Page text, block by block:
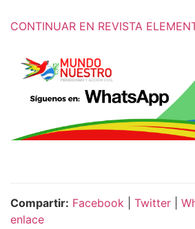
CONTINUAR EN REVISTA
Compartir: Facebook Twitter
enlace